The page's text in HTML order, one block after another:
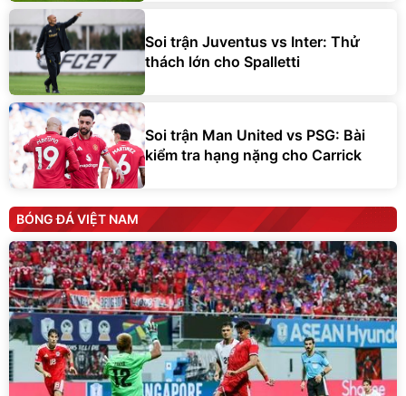
Soi trận Juventus vs Inter: Thử
thách lớn cho Spalletti
Soi trận Man United vs PSG: Bài
kiểm tra hạng nặng cho Carrick
BÓNG ĐÁ VIỆT NAM